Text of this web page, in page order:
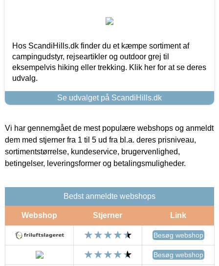
Hos ScandiHills.dk finder du et kæmpe sortiment af
campingudstyr, rejseartikler og outdoor grej til
eksempelvis hiking eller trekking. Klik her for at se deres
udvalg.
Se udvalget på ScandiHills.dk
Vi har gennemgået de mest populære webshops og anmeldt
dem med stjerner fra 1 til 5 ud fra bl.a. deres prisniveau,
sortimentstørrelse, kundeservice, brugervenlighed,
betingelser, leveringsformer og betalingsmuligheder.
Bedst anmeldte webshops
Webshop Stjerner Link
Besøg webshop
Besøg webshop